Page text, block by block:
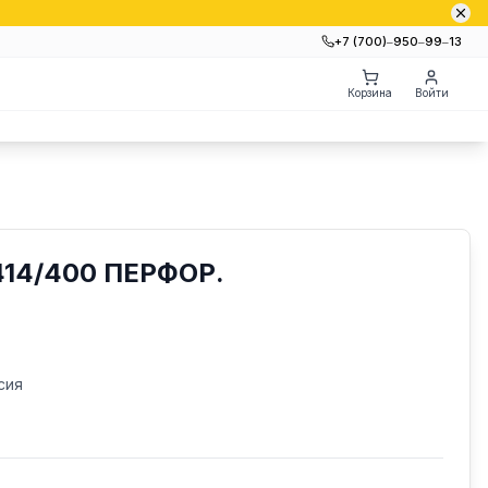
+7 (700)‒950‒99‒13
Корзина Войти
400 ПЕРФОР.